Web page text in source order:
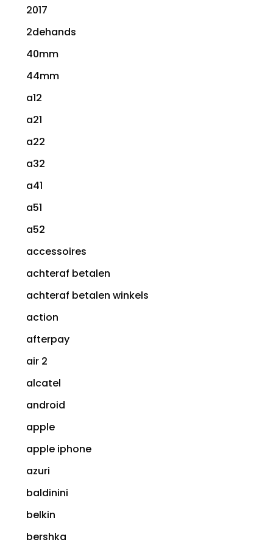
2017
2dehands
40mm
44mm
a12
a21
a22
a32
a41
a51
a52
accessoires
achteraf betalen
achteraf betalen winkels
action
afterpay
air 2
alcatel
android
apple
apple iphone
azuri
baldinini
belkin
bershka